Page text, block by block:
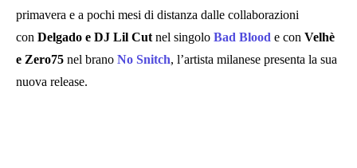
primavera e a pochi mesi di distanza dalle collaborazioni
con Delgado e DJ Lil Cut nel singolo Bad Blood e con Velhè
e Zero75 nel brano No Snitch, l’artista milanese presenta la sua
nuova release.